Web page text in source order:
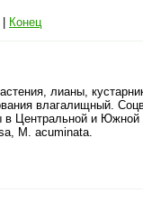
Конец
лианы,
влагалищный.
в Центральной и
М. acuminata.